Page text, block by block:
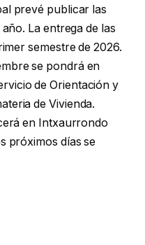
prevé publicar las
La entrega de las
semestre de 2026.
se pondrá en
de Orientación y
de Vivienda.
en Intxaurrondo
próximos días se